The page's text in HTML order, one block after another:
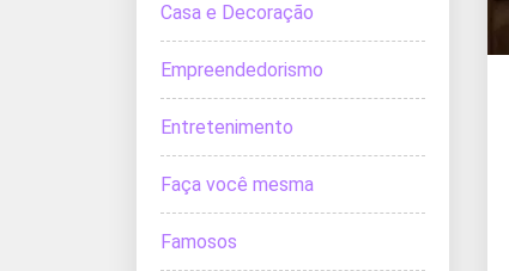
Casa e Decoração
Empreendedorismo
Entretenimento
Faça você mesma
Famosos